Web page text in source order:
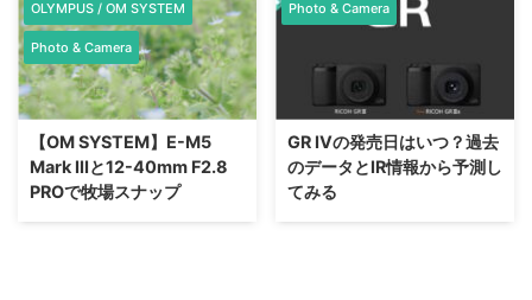
OLYMPUS / OM SYSTEM
Photo & Camera
【OM SYSTEM】E-M5
Mark IIIと12-40mm F2.8
PROで牧場スナップ
Photo & Camera
GR Ⅳの発売日はいつ？過去
のデータとIR情報から予測し
てみる